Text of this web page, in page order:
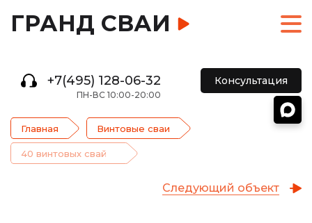
ГРАНД СВАИ
+7(495) 128-06-32
ПН-ВС 10:00-20:00
Консультация
Главная Винтовые сваи
40 винтовых свай
Следующий объект